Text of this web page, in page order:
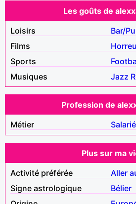
Les goûts de
Loisirs
Bar/
Films
Sports
Musiques
Jazz
Profession de
Métier
Salarié
Plus sur ma
Activité préférée
Aller
Signe astrologique
Bélier